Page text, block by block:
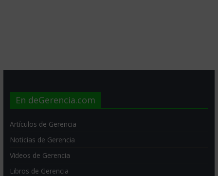
En deGerencia.com
Artículos de Gerencia
Noticias de Gerencia
Videos de Gerencia
Libros de Gerencia